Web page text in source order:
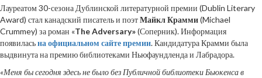
Лауреатом 30-сезона Дублинской литературной премии (Dublin Literary
Award) стал канадский писатель и поэтМайкл Крамми(Michael
Crummey) за роман «The Adversary»(Соперник). Информация
появиласьна официальном сайте премии. Кандидатура Крамми была
выдвинута на премию библиотеками Ньюфаундленда и Лабрадора.
«Меня бы сегодня здесь не было без Публичной библиотеки Бьюкенса в